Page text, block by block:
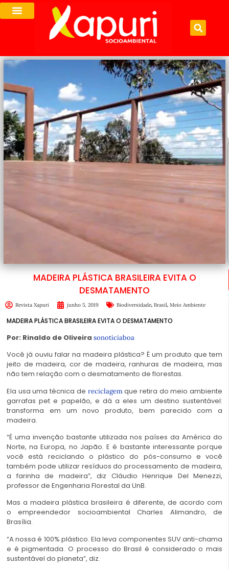
MADEIRA PLÁSTICA BRASILEIRA EVITA O
DESMATAMENTO
Revista Xapuri junho 5, 2019 Biodiversidade, Brasil, Meio Ambiente
MADEIRA PLÁSTICA BRASILEIRA EVITA O DESMATAMENTO
Por: Rinaldo de Oliveira sonoticiaboa
Você já ouviu falar na madeira plástica? É um produto que tem
jeito de madeira, cor de madeira, ranhuras de madeira, mas
não tem relação com o desmatamento de florestas.
Ela usa uma técnica de reciclagemque retira do meio ambiente
garrafas pet e papelão, e dá a eles um destino sustentável:
transforma em um novo produto, bem parecido com a
madeira.
“É uma invenção bastante utilizada nos países da América do
Norte, na Europa, no Japão. E é bastante interessante porque
você está reciclando o plástico do pós-consumo e você
também pode utilizar resíduos do processamento de madeira,
a farinha de madeira”, diz Cláudio Henrique Del Menezzi,
professor de Engenharia Florestal da UnB.
Mas a madeira plástica brasileira é diferente, de acordo com
o empreendedor socioambiental Charles Alimandro, de
Brasília.
“A nossa é 100% plástico. Ela leva componentes SUV anti-chama
e é pigmentada. O processo do Brasil é considerado o mais
sustentável do planeta”, diz.